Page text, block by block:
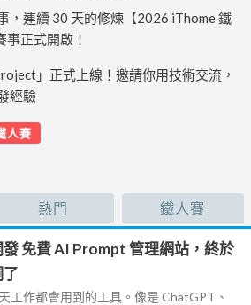
，連續 30 天的修煉【2026 iThome 鐵
事正式開啟！
」正式上線！邀請你用技術交流，
經驗
人賽
熱門 鐵人賽
發 免費 AI Prompt 管理網站，終於
工作都會用到的工具。像是 ChatGPT、